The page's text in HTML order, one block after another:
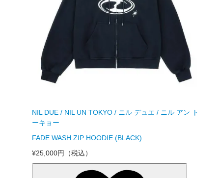
NIL DUE / NIL UN TOKYO / ニル デュエ / ニル アン ト
ーキョー
FADE WASH ZIP HOODIE (BLACK)
¥25,000円
（税込）